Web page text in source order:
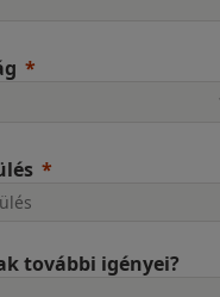
további igényei?